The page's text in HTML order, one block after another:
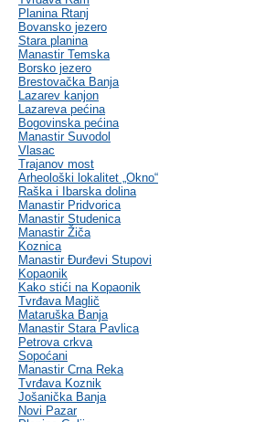
Planina Rtanj
Bovansko jezero
Stara planina
Manastir Temska
Borsko jezero
Brestovačka Banja
Lazarev kanjon
Lazareva pećina
Bogovinska pećina
Manastir Suvodol
Vlasac
Trajanov most
Arheološki lokalitet „Okno“
Raška i Ibarska dolina
Manastir Pridvorica
Manastir Studenica
Manastir Žiča
Koznica
Manastir Đurđevi Stupovi
Kopaonik
Kako stići na Kopaonik
Tvrđava Maglič
Mataruška Banja
Manastir Stara Pavlica
Petrova crkva
Sopoćani
Manastir Crna Reka
Tvrđava Koznik
Jošanička Banja
Novi Pazar